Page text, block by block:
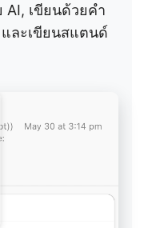
AI, เขียนด้วยคำ
ละเขียนสแตนด์